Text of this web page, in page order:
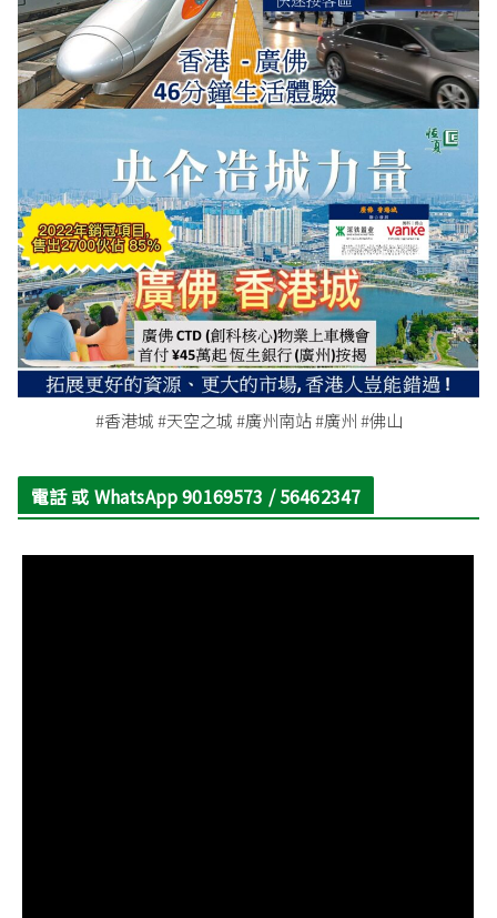
#香港城 #天空之城 #廣州南站 #廣州 #佛山
電話 或 WhatsApp 90169573 / 56462347